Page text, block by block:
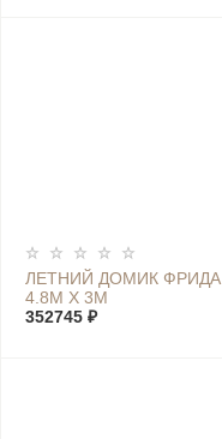
ЛЕТНИЙ ДОМИК ФРИДА
4.8М Х 3М
352745 ₽